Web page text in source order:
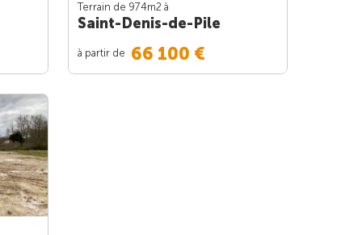
Terrain de 974m2 à
Saint-Denis-de-Pile
à partir de 66 100 €